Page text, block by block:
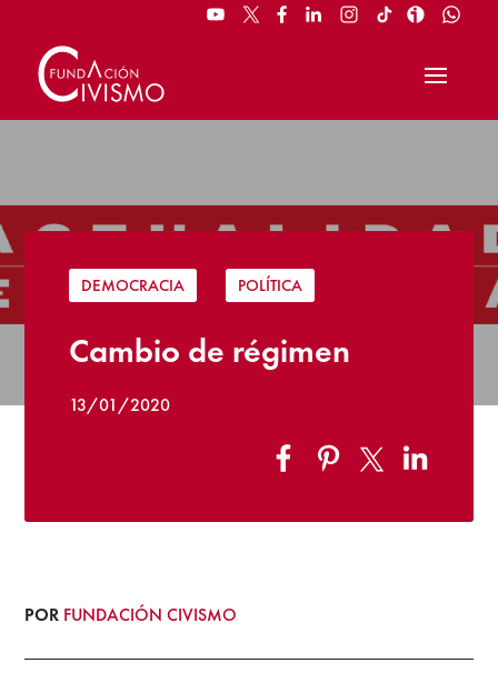
DEMOCRACIA POLÍTICA
Cambio de régimen
13/01/2020
POR FUNDACIÓN CIVISMO